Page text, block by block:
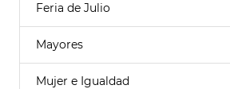
Feria de Julio
Mayores
Mujer e Igualdad